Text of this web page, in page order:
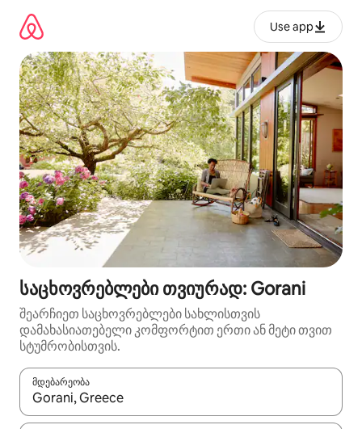
გადასვლა
Use app
საცხოვრებლები თვიურად: Gorani
შეარჩიეთ საცხოვრებლები სახლისთვის
დამახასიათებელი კომფორტით ერთი ან მეტი თვით
სტუმრობისთვის.
მდებარეობა
როცა შედეგები ხელმისაწვდომი გახდება, ნავიგაციისთვის